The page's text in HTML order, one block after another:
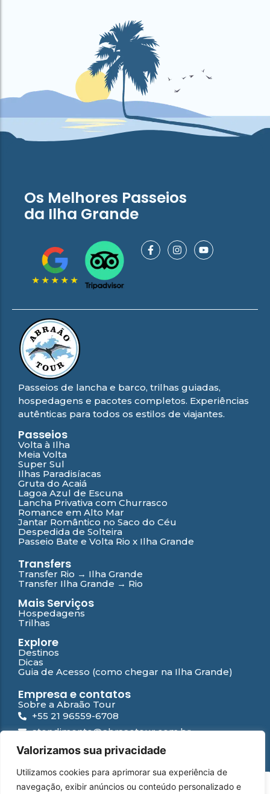
Valorizamos sua privacidade
Utilizamos cookies para aprimorar sua experiência de
navegação, exibir anúncios ou conteúdo personalizado e
Os Melhores Passeios
da Ilha Grande
Passeios de lancha e barco, trilhas guiadas,
hospedagens e pacotes completos. Experiências
autênticas para todos os estilos de viajantes.
Passeios
Volta à Ilha
Meia Volta
Super Sul
Ilhas Paradisíacas
Gruta do Acaiá
Lagoa Azul de Escuna
Lancha Privativa com Churrasco
Romance em Alto Mar
Jantar Romântico no Saco do Céu
Despedida de Solteira
Passeio Bate e Volta Rio x Ilha Grande
Transfers
Transfer Rio → Ilha Grande
Transfer Ilha Grande → Rio
Mais Serviços
Hospedagens
Trilhas
Explore
Destinos
Dicas
Guia de Acesso (como chegar na Ilha Grande)
Empresa e contatos
Sobre a Abraão Tour
+55 21 96559-6708
atendimento@abraaotour.com.br
Ilha Grande
Suporte
Contato
Falar com especialista
PT